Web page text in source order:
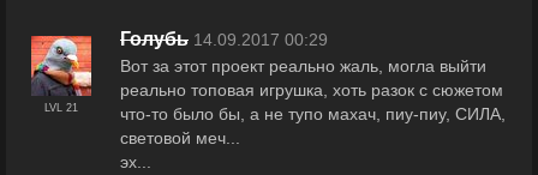
LVL 21
Голубь 14.09.2017 00:29
Вот за этот проект реально жаль, могла выйти
реально топовая игрушка, хоть разок с сюжетом
что-то было бы, а не тупо махач, пиу-пиу, СИЛА,
световой меч...
эх...